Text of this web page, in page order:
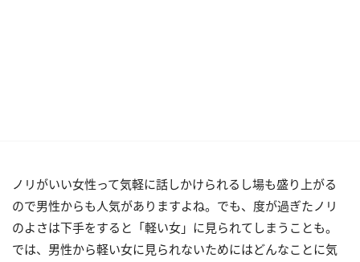
ノリがいい女性って気軽に話しかけられるし場も盛り上がる
ので男性からも人気がありますよね。でも、度が過ぎたノリ
のよさは下手をすると「軽い女」に見られてしまうことも。
では、男性から軽い女に見られないためにはどんなことに気